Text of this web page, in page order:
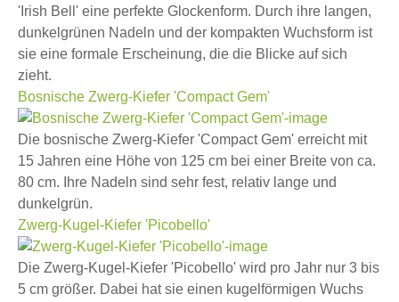
'Irish Bell' eine perfekte Glockenform. Durch ihre langen,
dunkelgrünen Nadeln und der kompakten Wuchsform ist
sie eine formale Erscheinung, die die Blicke auf sich
zieht.
Bosnische Zwerg-Kiefer 'Compact Gem'
Die bosnische Zwerg-Kiefer 'Compact Gem' erreicht mit
15 Jahren eine Höhe von 125 cm bei einer Breite von ca.
80 cm. Ihre Nadeln sind sehr fest, relativ lange und
dunkelgrün.
Zwerg-Kugel-Kiefer 'Picobello'
Die Zwerg-Kugel-Kiefer 'Picobello' wird pro Jahr nur 3 bis
5 cm größer. Dabei hat sie einen kugelförmigen Wuchs